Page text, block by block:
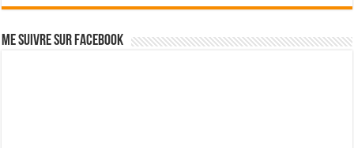
Me suivre sur Facebook